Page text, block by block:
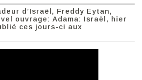
d’Israël, Freddy Eytan,
ouvrage: Adama: Israël, hier
ces jours-ci aux